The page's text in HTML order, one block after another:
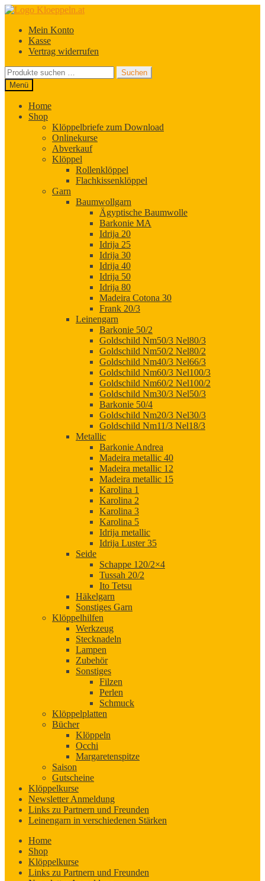
Zur
springen
Zum
springenMein Konto
Kasse
Vertrag widerrufen
Suchen
nach:
Suchen
Menü
Home
Shop
Klöppelbriefe zum Download
Onlinekurse
Abverkauf
Klöppel
Rollenklöppel
Flachkissenklöppel
Garn
Baumwollgarn
Ägyptische Baumwolle
Barkonie MA
Idrija 20
Idrija 25
Idrija 30
Idrija 40
Idrija 50
Idrija 80
Madeira Cotona 30
Frank 20/3
Leinengarn
Barkonie 50/2
Goldschild Nm50/3 Nel80/3
Goldschild Nm50/2 Nel80/2
Goldschild Nm40/3 Nel66/3
Goldschild Nm60/3 Nel100/3
Goldschild Nm60/2 Nel100/2
Goldschild Nm30/3 Nel50/3
Barkonie 50/4
Goldschild Nm20/3 Nel30/3
Goldschild Nm11/3 Nel18/3
Metallic
Barkonie Andrea
Madeira metallic 40
Madeira metallic 12
Madeira metallic 15
Karolina 1
Karolina 2
Karolina 3
Karolina 5
Idrija metallic
Idrija Luster 35
Seide
Schappe 120/2×4
Tussah 20/2
Ito Tetsu
Häkelgarn
Sonstiges Garn
Klöppelhilfen
Werkzeug
Stecknadeln
Lampen
Zubehör
Sonstiges
Filzen
Perlen
Schmuck
Klöppelplatten
Bücher
Klöppeln
Occhi
Margaretenspitze
Saison
Gutscheine
Klöppelkurse
Newsletter Anmeldung
Links zu Partnern und Freunden
Leinengarn in verschiedenen Stärken
Home
Shop
Klöppelkurse
Links zu Partnern und Freunden